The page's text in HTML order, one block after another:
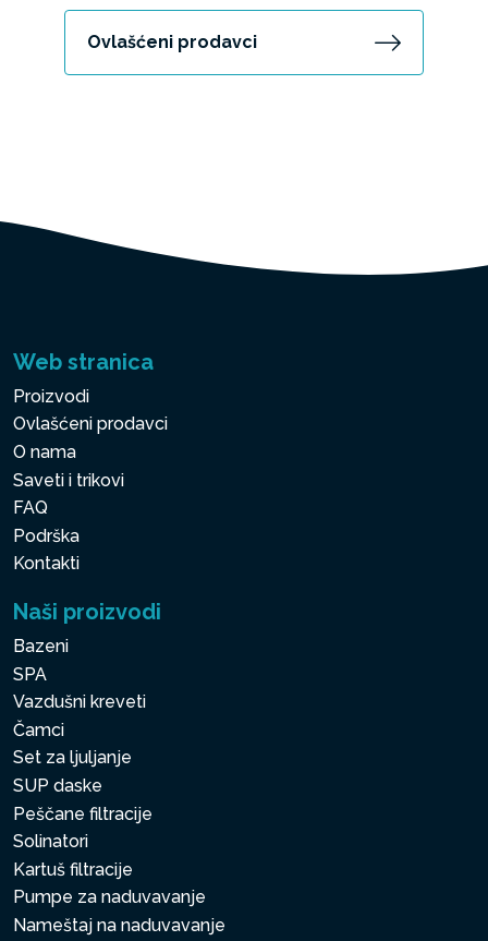
Ovlašćeni prodavci
Web stranica
Proizvodi
Ovlašćeni prodavci
O nama
Saveti i trikovi
FAQ
Podrška
Kontakti
Naši proizvodi
Bazeni
SPA
Vazdušni kreveti
Čamci
Set za ljuljanje
SUP daske
Peščane filtracije
Solinatori
Kartuš filtracije
Pumpe za naduvavanje
Nameštaj na naduvavanje